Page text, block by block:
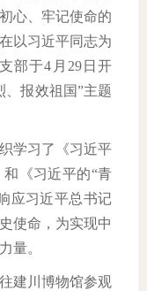
心、牢记使命的
以习近平同志为
部于4月29日开
、报效祖国”主题
学习了《习近平
《习近平的“青
应习近平总书记
使命，为实现中
量。
建川博物馆参观